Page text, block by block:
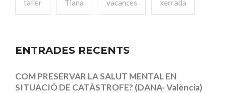
taller Tiana vacances xerrada
ENTRADES RECENTS
COM PRESERVAR LA SALUT MENTAL EN
SITUACIÓ DE CATÀSTROFE? (DANA- València)